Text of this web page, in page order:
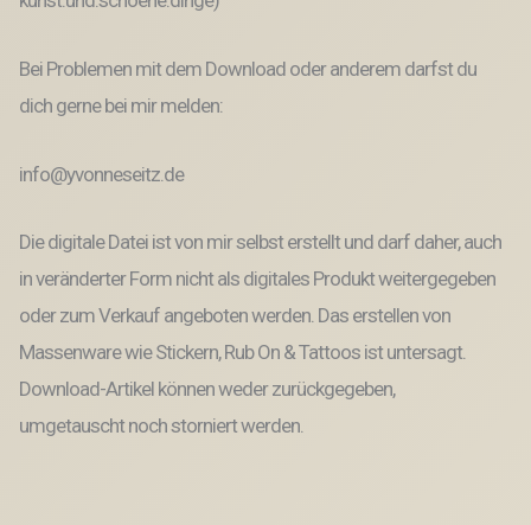
Bei Problemen mit dem Download oder anderem darfst du
dich gerne bei mir melden:
info@yvonneseitz.de
Die digitale Datei ist von mir selbst erstellt und darf daher, auch
in veränderter Form nicht als digitales Produkt weitergegeben
oder zum Verkauf angeboten werden. Das erstellen von
Massenware wie Stickern, Rub On & Tattoos ist untersagt.
Download-Artikel können weder zurückgegeben,
umgetauscht noch storniert werden.